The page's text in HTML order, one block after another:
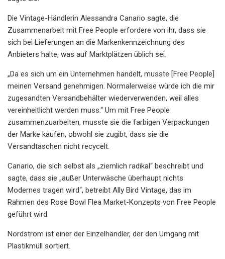
Die Vintage-Händlerin Alessandra Canario sagte, die
Zusammenarbeit mit Free People erfordere von ihr, dass sie
sich bei Lieferungen an die Markenkennzeichnung des
Anbieters halte, was auf Marktplätzen üblich sei.
„Da es sich um ein Unternehmen handelt, musste [Free People]
meinen Versand genehmigen. Normalerweise würde ich die mir
zugesandten Versandbehälter wiederverwenden, weil alles
vereinheitlicht werden muss.“ Um mit Free People
zusammenzuarbeiten, musste sie die farbigen Verpackungen
der Marke kaufen, obwohl sie zugibt, dass sie die
Versandtaschen nicht recycelt.
Canario, die sich selbst als „ziemlich radikal“ beschreibt und
sagte, dass sie „außer Unterwäsche überhaupt nichts
Modernes tragen wird“, betreibt Ally Bird Vintage, das im
Rahmen des Rose Bowl Flea Market-Konzepts von Free People
geführt wird.
Nordstrom ist einer der Einzelhändler, der den Umgang mit
Plastikmüll sortiert.